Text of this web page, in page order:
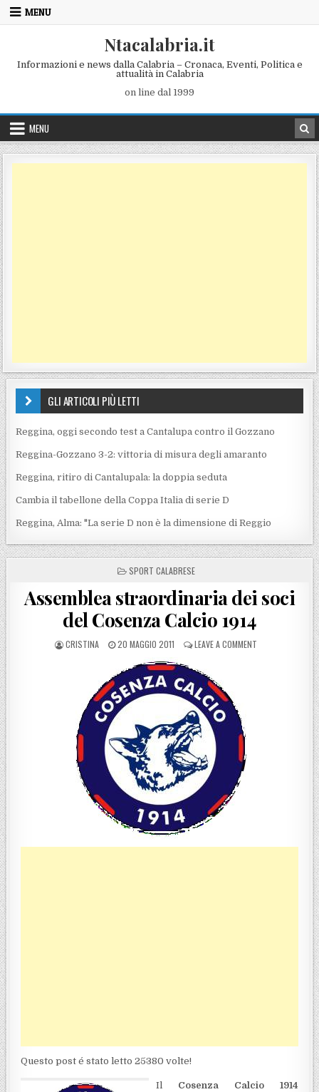
Skip to content
MENU
Ntacalabria.it
Informazioni e news dalla Calabria – Cronaca, Eventi, Politica e
attualità in Calabria
on line dal 1999
MENU
GLI ARTICOLI PIÙ LETTI
Reggina, oggi secondo test a Cantalupa contro il Gozzano
Reggina-Gozzano 3-2: vittoria di misura degli amaranto
Reggina, ritiro di Cantalupala: la doppia seduta
Cambia il tabellone della Coppa Italia di serie D
Reggina, Alma: "La serie D non è la dimensione di Reggio
POSTED IN
SPORT CALABRESE
Assemblea straordinaria dei soci
del Cosenza Calcio 1914
POSTED BY
CRISTINA POSTED ON
20 MAGGIO 2011 LEAVE A COMMENT ON ASSEMBLEA
Questo post é stato letto 25380 volte!
Il Cosenza Calcio 1914